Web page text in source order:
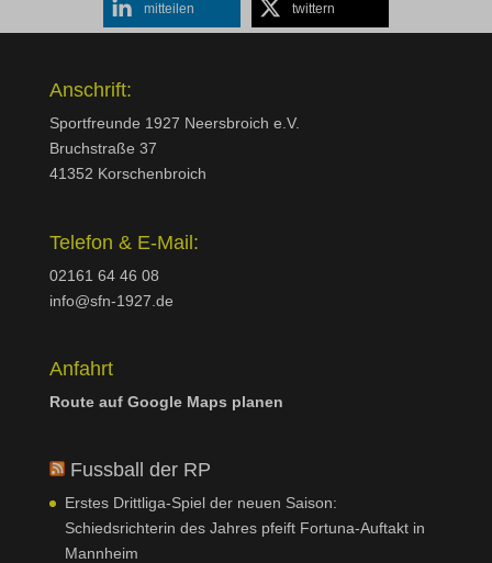
mitteilen twittern
Anschrift:
Sportfreunde 1927 Neersbroich e.V.
Bruchstraße 37
41352 Korschenbroich
Telefon & E-Mail:
02161 64 46 08
info@sfn-1927.de
Anfahrt
Route auf Google Maps planen
Fussball der RP
Erstes Drittliga-Spiel der neuen Saison:
Schiedsrichterin des Jahres pfeift Fortuna-Auftakt in
Mannheim